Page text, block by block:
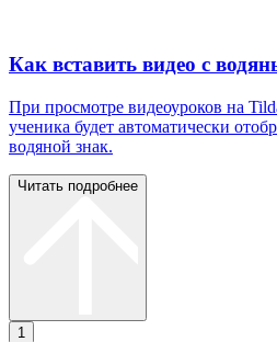
Как вставить видео с
При просмотре видеоуроков на
ученика будет автоматически
водяной знак.
Читать подробнее
1